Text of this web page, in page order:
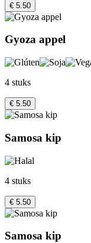
€ 5.50
Gyoza appel
4 stuks
€ 5.50
Samosa kip
4 stuks
€ 5.50
Samosa kip